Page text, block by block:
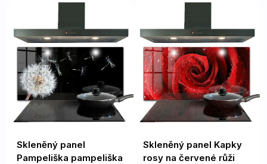
Skleněný panel
Pampeliška pampeliška
Skleněný panel Kapky
rosy na červené růži